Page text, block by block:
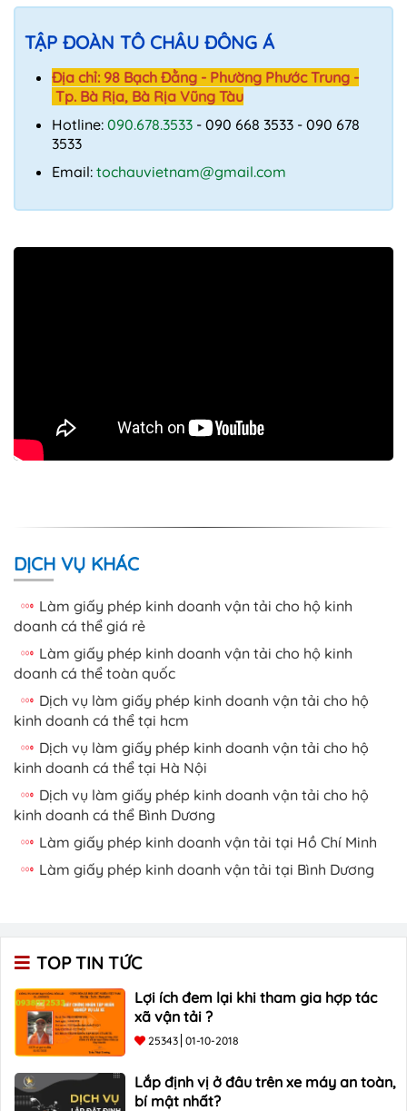
TẬP ĐOÀN TÔ CHÂU ĐÔNG Á
Địa chỉ: 98 Bạch Đằng - Phường Phước Trung -
Tp. Bà Rịa, Bà Rịa Vũng Tàu
Hotline: 090.678.3533 - 090 668 3533 - 090 678
3533
Email: tochauvietnam@gmail.com
DỊCH VỤ KHÁC
Làm giấy phép kinh doanh vận tải cho hộ kinh
doanh cá thể giá rẻ
Làm giấy phép kinh doanh vận tải cho hộ kinh
doanh cá thể toàn quốc
Dịch vụ làm giấy phép kinh doanh vận tải cho hộ
kinh doanh cá thể tại hcm
Dịch vụ làm giấy phép kinh doanh vận tải cho hộ
kinh doanh cá thể tại Hà Nội
Dịch vụ làm giấy phép kinh doanh vận tải cho hộ
kinh doanh cá thể Bình Dương
Làm giấy phép kinh doanh vận tải tại Hồ Chí Minh
Làm giấy phép kinh doanh vận tải tại Bình Dương
TOP TIN TỨC
Lợi ích đem lại khi tham gia hợp tác
xã vận tải ?
25343 01-10-2018
Lắp định vị ở đâu trên xe máy an toàn,
bí mật nhất?